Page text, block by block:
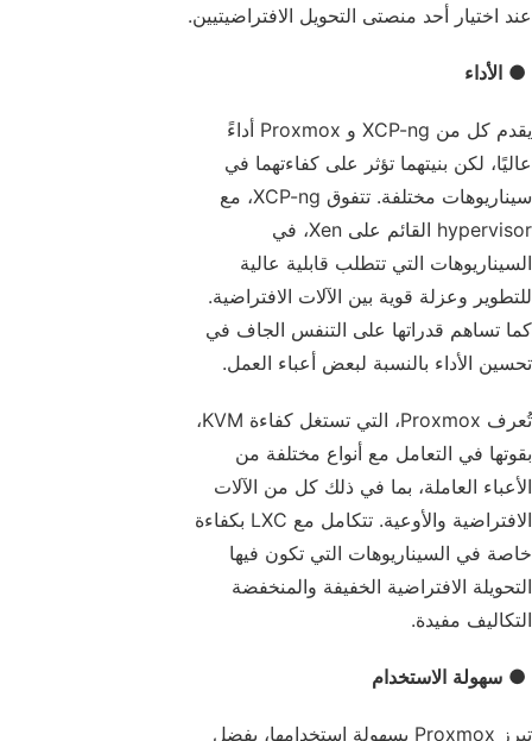
عند اختيار أحد منصتى التحويل الافتراضيتيين.
● الأداء
يقدم كل من XCP-ng و Proxmox أداءً
عاليًا، لكن بنيتهما تؤثر على كفاءتهما في
سيناريوهات مختلفة. تتفوق XCP-ng، مع
hypervisor القائم على Xen، في
السيناريوهات التي تتطلب قابلية عالية
للتطوير وعزلة قوية بين الآلات الافتراضية.
كما تساهم قدراتها على التنفس الجاف في
تحسين الأداء بالنسبة لبعض أعباء العمل.
تُعرف Proxmox، التي تستغل كفاءة KVM،
بقوتها في التعامل مع أنواع مختلفة من
الأعباء العاملة، بما في ذلك كل من الآلات
الافتراضية والأوعية. تتكامل مع LXC بكفاءة
خاصة في السيناريوهات التي تكون فيها
التحويلة الافتراضية الخفيفة والمنخفضة
التكاليف مفيدة.
● سهولة الاستخدام
تبرز Proxmox بسهولة استخدامها، بفضل